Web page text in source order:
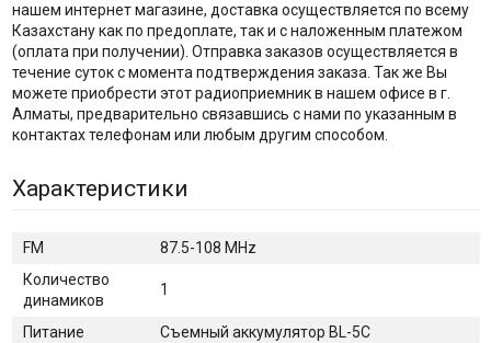
нашем интернет магазине, доставка осуществляется по всему
Казахстану как по предоплате, так и с наложенным платежом
(оплата при получении). Отправка заказов осуществляется в
течение суток с момента подтверждения заказа. Так же Вы
можете приобрести этот радиоприемник в нашем офисе в г.
Алматы, предварительно связавшись с нами по указанным в
контактах телефонам или любым другим способом.
Характеристики
FM
87.5-108 MHz
Количество
динамиков
1
Питание Съемный аккумулятор BL-5C